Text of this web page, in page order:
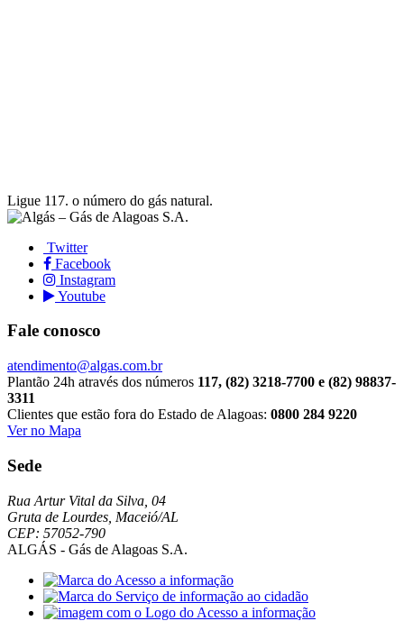
Ligue 117. o número do gás natural.
Twitter
Facebook
Instagram
Youtube
Fale conosco
atendimento@algas.com.br
Plantão 24h através dos números 117, (82) 3218-7700 e (82) 98837-
3311
Clientes que estão fora do Estado de Alagoas: 0800 284 9220
Ver no Mapa
Sede
Rua Artur Vital da Silva, 04
Gruta de Lourdes, Maceió/AL
CEP: 57052-790
ALGÁS - Gás de Alagoas S.A.